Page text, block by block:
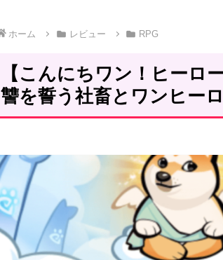
ホーム レビュー RPG
【こんにちワン！ヒーロ
讐を誓う社畜とワンヒー